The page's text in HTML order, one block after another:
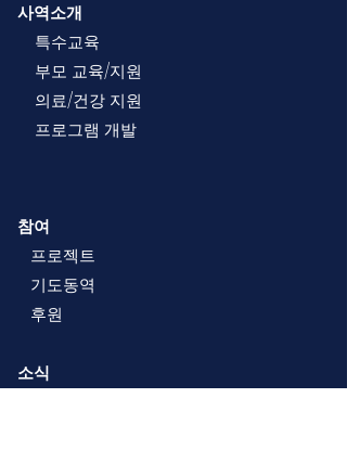
사역소개
특수교육
부모 교육/지원
의료/건강 지원
프로그램 개발
참여
프로젝트
기도동역
후원
소식